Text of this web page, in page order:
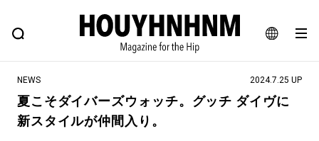
JA
EN
FEATURE BLOG SNAP
ヒップなファッション、カルチャー、ライフスタイルWEBマガジン
NEWS 2024.7.25 UP
夏こそダイバーズウォッチ。グッチ ダイヴに
新スタイルが仲間入り。